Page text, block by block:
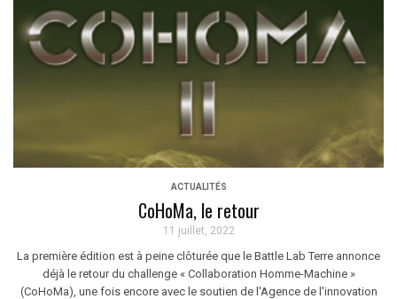
ACTUALITÉS
CoHoMa, le retour
11 juillet, 2022
La première édition est à peine clôturée que le Battle Lab Terre annonce
déjà le retour du challenge « Collaboration Homme-Machine »
(CoHoMa), une fois encore avec le soutien de l'Agence de l'innovation